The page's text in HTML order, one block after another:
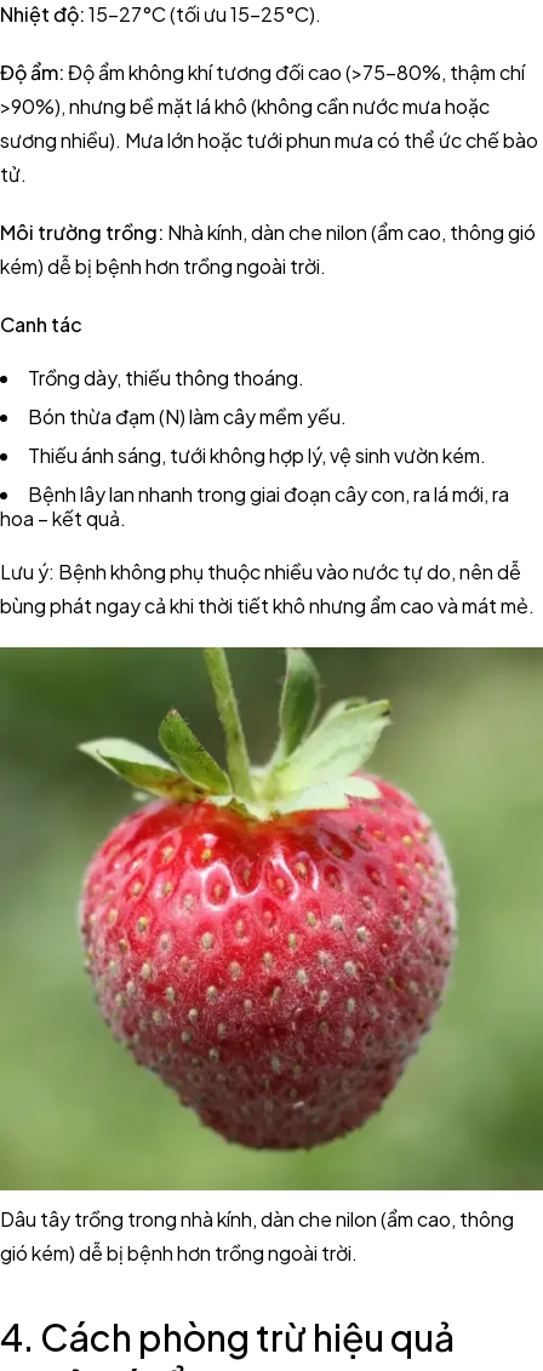
Nhiệt độ:15–27°C (tối ưu 15–25°C).
Độ ẩm:Độ ẩm không khí tương đối cao (>75–80%, thậm chí
>90%), nhưng bề mặt lá khô (không cần nước mưa hoặc
sương nhiều). Mưa lớn hoặc tưới phun mưa có thể ức chế bào
tử.
Môi trường trồng: Nhà kính, dàn che nilon (ẩm cao, thông gió
kém) dễ bị bệnh hơn trồng ngoài trời.
Canh tác
Trồng dày, thiếu thông thoáng.
Bón thừa đạm (N) làm cây mềm yếu.
Thiếu ánh sáng, tưới không hợp lý, vệ sinh vườn kém.
Bệnh lây lan nhanh trong giai đoạn cây con, ra lá mới, ra
hoa – kết quả.
Lưu ý: Bệnh không phụ thuộc nhiều vào nước tự do, nên dễ
bùng phát ngay cả khi thời tiết khô nhưng ẩm cao và mát mẻ.
Dâu tây trồng trong nhà kính, dàn che nilon (ẩm cao, thông
gió kém) dễ bị bệnh hơn trồng ngoài trời.
4. Cách phòng trừ hiệu quả